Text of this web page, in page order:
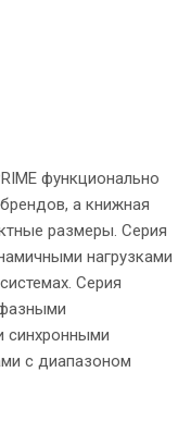
функционально
а книжная
размеры. Серия
нагрузками
Серия
синхронными
с диапазоном